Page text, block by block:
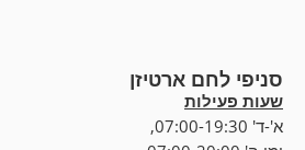
סניפי לחם ארטיזן
שעות פעילות
א'-ד' 07:00-19:30,